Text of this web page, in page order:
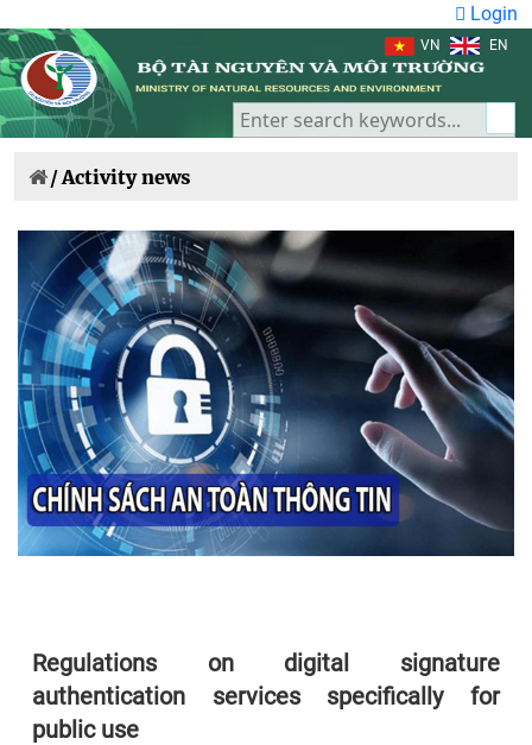
Login
VN EN
/Activity news
Regulations on digital signature
authentication services specifically for
public use